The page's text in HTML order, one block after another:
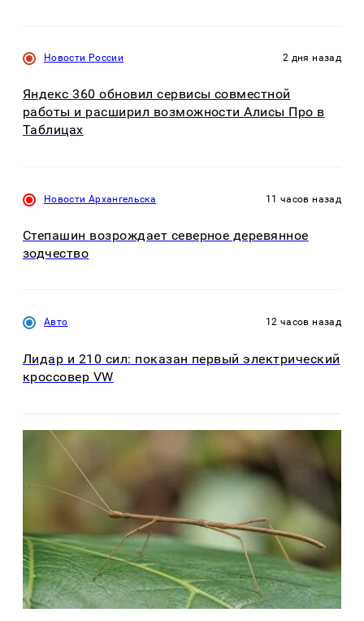
Новости России 2 дня назад
Яндекс 360 обновил сервисы совместной
работы и расширил возможности Алисы Про в
Таблицах
Новости Архангельска 11 часов назад
Степашин возрождает северное деревянное
зодчество
Авто 12 часов назад
Лидар и 210 сил: показан первый электрический
кроссовер VW